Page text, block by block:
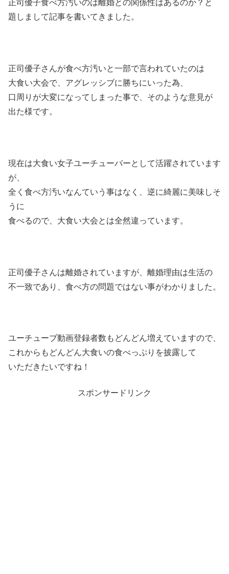
題しまして記事を書いてきました。
正司優子さんが食べ方汚いと一部で言われていたのは
大食い大会で、アグレッシブに勝ちにいった為、
口周りが大変になってしまった事で、そのような意見が
出た様です。
現在は大食い女子ユーチューバーとして活躍されています
が、
全く食べ方汚いなんていう事はなく、逆に綺麗に美味しそ
うに
食べるので、大食い大会とは全然違っています。
正司優子さんは離婚されていますが、離婚理由は生活の
不一致であり、食べ方の問題ではない事がわかりました。
ユーチューブ動画登録者数もどんどん増えていますので、
これからもどんどん大食いの食べっぷりを披露して
いただきたいですね！
スポンサードリンク